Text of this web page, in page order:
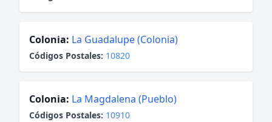
Colonia: La Guadalupe (Colonia)
Códigos Postales: 10820
Colonia: La Magdalena (Pueblo)
Códigos Postales: 10910